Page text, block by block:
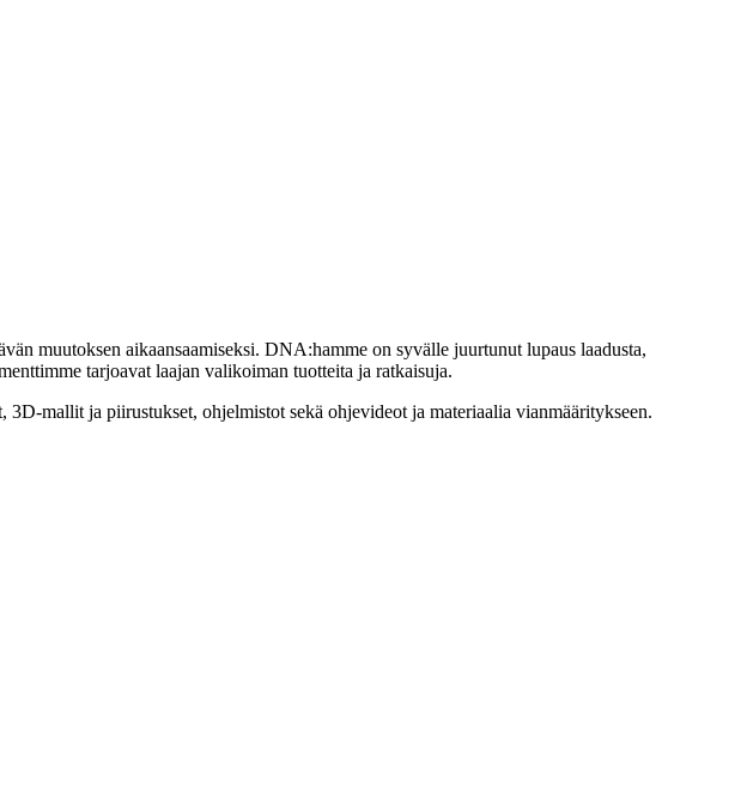
muutoksen aikaansaamiseksi. DNA:hamme on syvälle juurtunut lupaus laadusta,
tarjoavat laajan valikoiman tuotteita ja ratkaisuja.
mallit ja piirustukset, ohjelmistot sekä ohjevideot ja materiaalia vianmääritykseen.